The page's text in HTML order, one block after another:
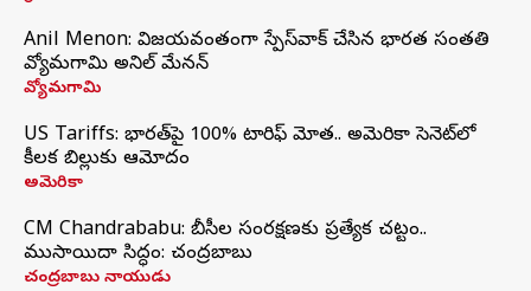
Anil Menon: విజయవంతంగా స్పేస్‌వాక్‌ చేసిన భారత సంతతి
వ్యోమగామి అనిల్‌ మేనన్
వ్యోమగామి
US Tariffs: భారత్‌పై 100% టారిఫ్‌ మోత.. అమెరికా సెనెట్‌లో
కీలక బిల్లుకు ఆమోదం
అమెరికా
CM Chandrababu: బీసీల సంరక్షణకు ప్రత్యేక చట్టం..
ముసాయిదా సిద్ధం: చంద్రబాబు
చంద్రబాబు నాయుడు